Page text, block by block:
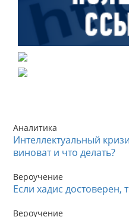
Аналитика
Интеллектуальный
виноват и что делать?
Вероучение
Если хадис достоверен,
Вероучение